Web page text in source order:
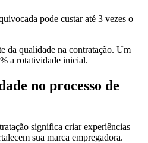
pode custar até 3 vezes o
da qualidade na contratação. Um
a rotatividade inicial.
no processo de
significa criar experiências
sua marca empregadora.